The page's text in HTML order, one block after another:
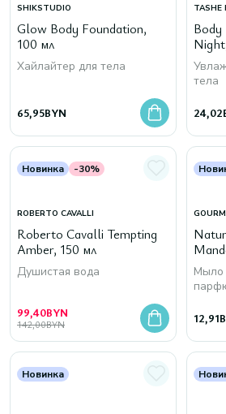
SHIKSTUDIO
Glow Body Foundation,
100 мл
Хайлайтер для тела
65,95BYN
TASHE
тела
24,02
Новинка -30%
ROBERTO CAVALLI
Roberto Cavalli Tempting
Amber, 150 мл
Душистая вода
99,40BYN
142,00BYN
Мыло
12,91
Новинка